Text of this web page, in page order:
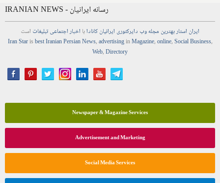
IRANIAN NEWS - رسانه ایرانیان
ایران استاربهترین مجلهوب دایرکتوری ایرانیان کانادابا اخباراجتماعیتبلیغات است
Iran Starisbest Iranian PersianNews,advertisinginMagazine,online,Social Business,
Web,Directory
Newspaper & Magazine Services
Advertisement and Marketing
Social Media Services